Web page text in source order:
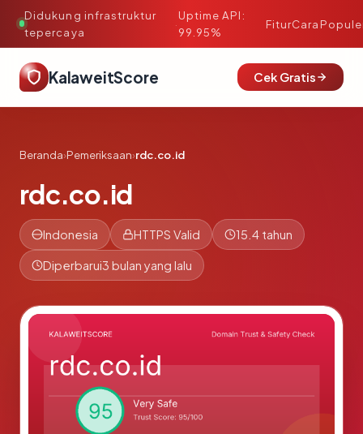
Didukung infrastruktur
tepercaya
·
Uptime API:
99.95%
FiturCara
KalaweitScore Cek Gratis
Beranda›Pemeriksaan›rdc.co.id
rdc.co.id
Indonesia HTTPS Valid 15.4 tahun
Diperbarui3 bulan yang lalu